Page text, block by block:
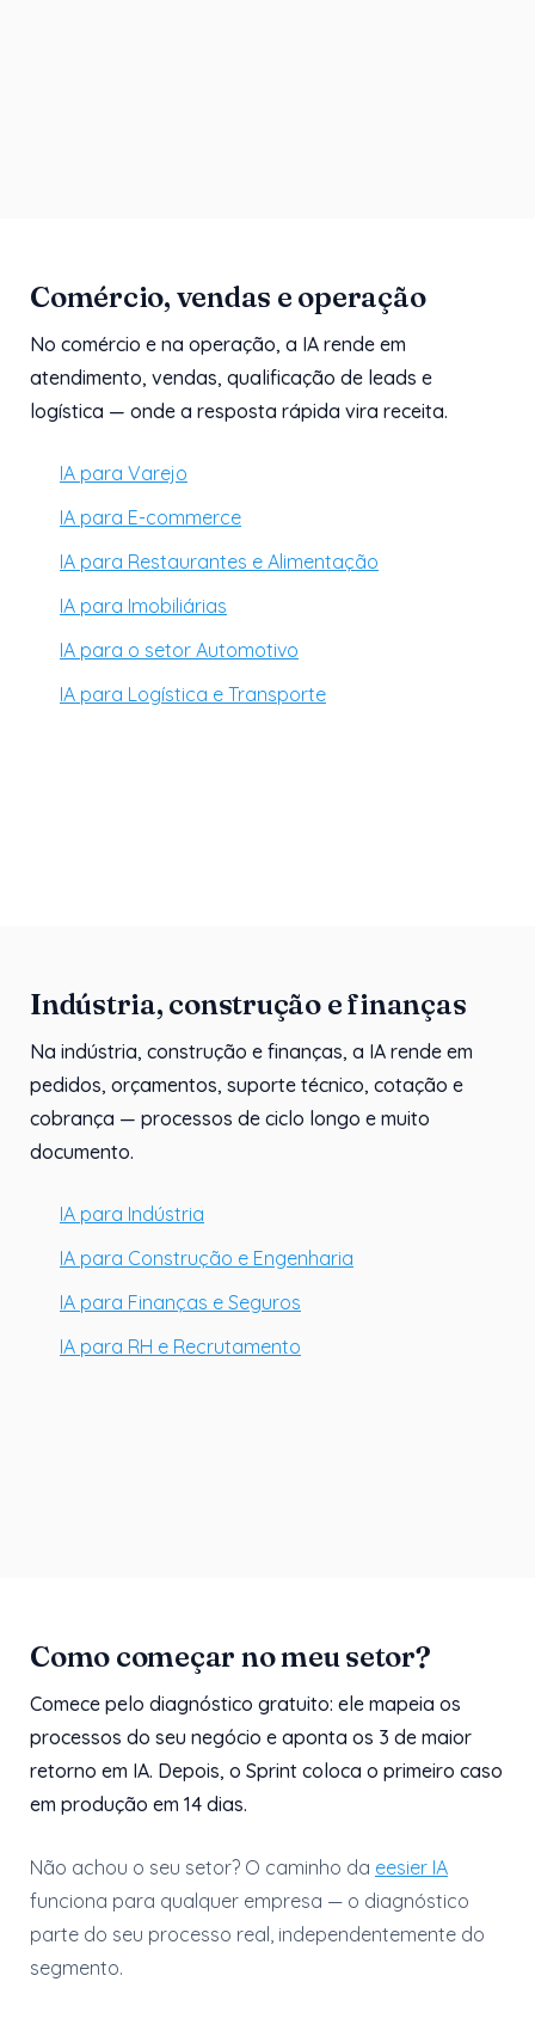
Comércio, vendas e operação
No comércio e na operação, a IA rende em
atendimento, vendas, qualificação de leads e
logística — onde a resposta rápida vira receita.
IA para Varejo
IA para E-commerce
IA para Restaurantes e Alimentação
IA para Imobiliárias
IA para o setor Automotivo
IA para Logística e Transporte
Indústria, construção e finanças
Na indústria, construção e finanças, a IA rende em
pedidos, orçamentos, suporte técnico, cotação e
cobrança — processos de ciclo longo e muito
documento.
IA para Indústria
IA para Construção e Engenharia
IA para Finanças e Seguros
IA para RH e Recrutamento
Como começar no meu setor?
Comece pelo diagnóstico gratuito: ele mapeia os
processos do seu negócio e aponta os 3 de maior
retorno em IA. Depois, o Sprint coloca o primeiro caso
em produção em 14 dias.
Não achou o seu setor? O caminho da eesier IA
funciona para qualquer empresa — o diagnóstico
parte do seu processo real, independentemente do
segmento.